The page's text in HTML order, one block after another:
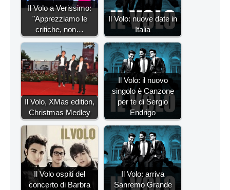
Il Volo a Verissimo:
"Apprezziamo le
critiche, non…
Il Volo: nuove date in
Italia
Il Volo, XMas edition,
Christmas Medley
Il Volo: il nuovo
singolo è Canzone
per te di Sergio
Endrigo
Il Volo ospiti del
concerto di Barbra
Il Volo: arriva
Sanremo Grande